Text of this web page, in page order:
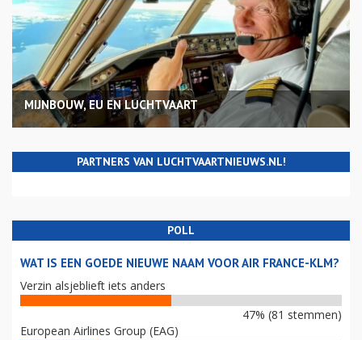
MIJNBOUW, EU EN LUCHTVAART
PARTNERS VAN LUCHTVAARTNIEUWS.NL!
POLL
WAT IS EEN GOEDE NIEUWE NAAM VOOR AIR FRANCE-KLM?
Verzin alsjeblieft iets anders
47% (81 stemmen)
European Airlines Group (EAG)